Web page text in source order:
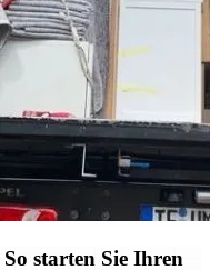
starten Sie Ihren